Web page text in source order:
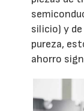
silicio) y
pureza,
ahorro